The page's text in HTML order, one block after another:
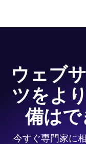
ウェブ
ツをよ
備は
今すぐ専門家に